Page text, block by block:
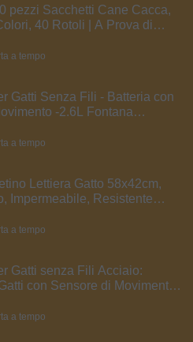
pezzi Sacchetti Cane Cacca,
40 Rotoli | A Prova di
da Staccare, Adatto a
a tempo
Gatti Senza Fili - Batteria con
-2.6L Fontana
Silenzioso
a tempo
Lettiera Gatto 58x42cm,
Impermeabile, Resistente
Grigio
a tempo
Gatti senza Fili Acciaio:
con Sensore di Movimento
Automatico - Dispenser
a tempo